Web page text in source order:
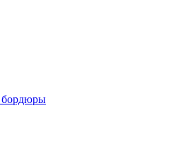
бордюры